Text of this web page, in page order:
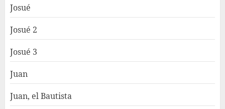
Josué
Josué 2
Josué 3
Juan
Juan, el Bautista